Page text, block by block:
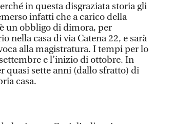
in questa disgraziata storia gli
infatti che a carico della
un obbligo di dimora, per
nella casa di via Catena 22, e sarà
alla magistratura. I tempi per lo
e l’inizio di ottobre. In
quasi sette anni (dallo sfratto) di
casa.